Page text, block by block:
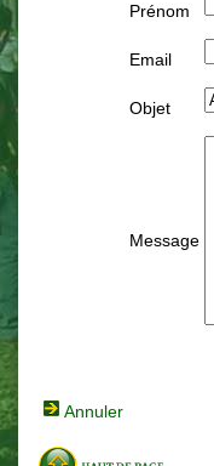
Prénom
Email
Objet
Message
Annuler